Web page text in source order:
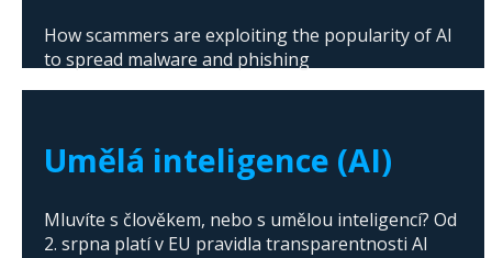
How scammers are exploiting the popularity of AI
to spread malware and phishing
Umělá inteligence (AI)
Mluvíte s člověkem, nebo s umělou inteligencí? Od
2. srpna platí v EU pravidla transparentnosti AI